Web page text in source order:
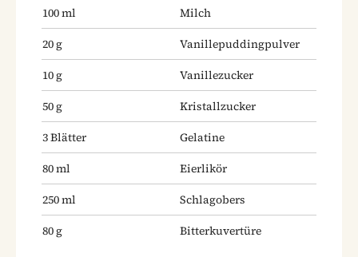
100ml
Milch
20g
Vanillepuddingpulver
10g
Vanillezucker
50g
Kristallzucker
3Blätter
Gelatine
80ml
Eierlikör
250ml
Schlagobers
80g Bitterkuvertüre